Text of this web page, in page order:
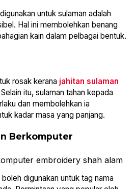
untuk sulaman adalah
Hal ini membolehkan benang
kain dalam pelbagai bentuk.
rosak kerana jahitan sulaman
itu, sulaman tahan kepada
dan membolehkan ia
kadar masa yang panjang.
Berkomputer
boleh digunakan untuk tag nama